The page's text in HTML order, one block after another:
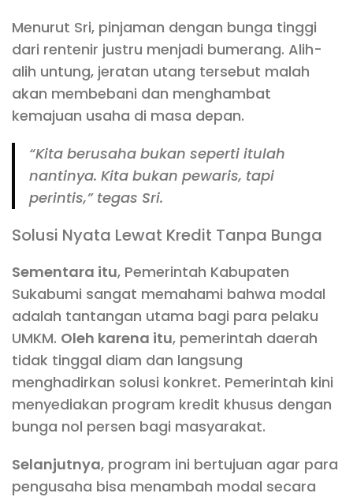
Menurut Sri, pinjaman dengan bunga tinggi
dari rentenir justru menjadi bumerang. Alih-
alih untung, jeratan utang tersebut malah
akan membebani dan menghambat
kemajuan usaha di masa depan.
“Kita berusaha bukan seperti itulah
nantinya. Kita bukan pewaris, tapi
perintis,” tegas Sri.
Solusi Nyata Lewat Kredit Tanpa Bunga
Sementara itu, Pemerintah Kabupaten
Sukabumi sangat memahami bahwa modal
adalah tantangan utama bagi para pelaku
UMKM. Oleh karena itu, pemerintah daerah
tidak tinggal diam dan langsung
menghadirkan solusi konkret. Pemerintah kini
menyediakan program kredit khusus dengan
bunga nol persen bagi masyarakat.
Selanjutnya, program ini bertujuan agar para
pengusaha bisa menambah modal secara